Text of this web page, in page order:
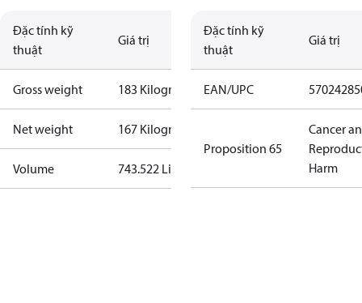
Đặc tính kỹ
thuật
Giá trị
Gross weight 183 Kilogram
Net weight 167 Kilogram
Volume 743.522 Liter
Đặc tính kỹ
thuật
Giá trị
EAN/UPC
Proposition 65
Cancer
Harm